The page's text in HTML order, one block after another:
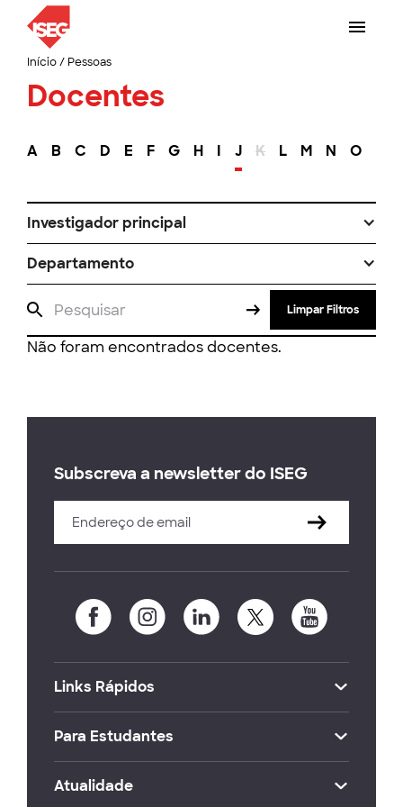
Início/ Pessoas
Docentes
A B C D E F G H I J K L M N O
Investigador principal
Departamento
Limpar Filtros
Não foram encontrados docentes.
Subscreva a newsletter do ISEG
Links Rápidos
Para Estudantes
Atualidade